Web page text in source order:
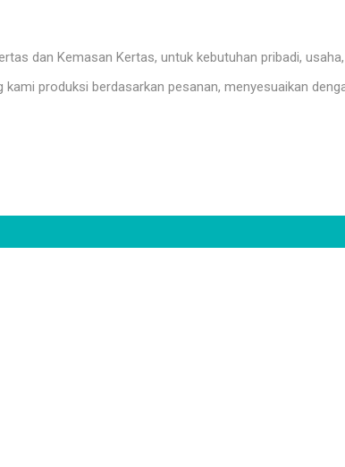
dan Kemasan Kertas, untuk kebutuhan pribadi,
produksi berdasarkan pesanan, menyesuaikan